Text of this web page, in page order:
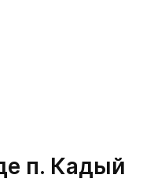
п. Кадый